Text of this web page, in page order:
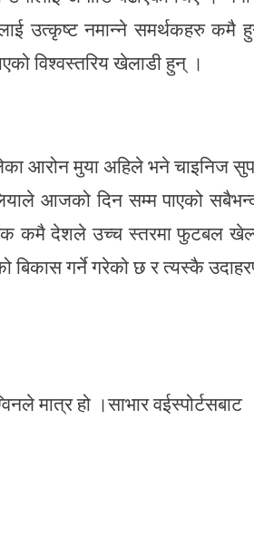
उत्कृष्ट नमान्ने समर्थकहरु कमै
विश्वस्तरिय खेलाडी हुन् ।
आरोन मुया अहिले भने चाइनिज
आजको दिन सम्म पाएको
कमै देशले उच्च स्तरमा फुटबल
बिकास गर्ने गरेको छ र त्यस्कै
मात्र हो ।साभार वईस्पोर्टसबाट